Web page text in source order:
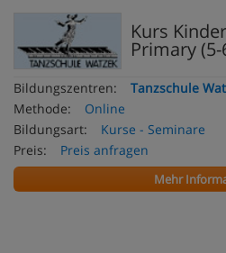
Kurs
Primary
Bildungszentren:
Tanzschule
Methode:
Online
Bildungsart:
Kurse - Seminare
Preis:
Preis anfragen
Mehr